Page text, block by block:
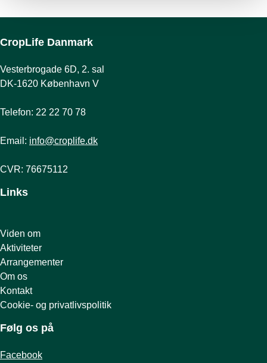
CropLife Danmark
Vesterbrogade 6D, 2. sal
DK-1620 København V
Telefon: 22 22 70 78
Email: info@croplife.dk
CVR: 76675112
Links
Viden om
Aktiviteter
Arrangementer
Om os
Kontakt
Cookie- og privatlivspolitik
Følg os på
Facebook